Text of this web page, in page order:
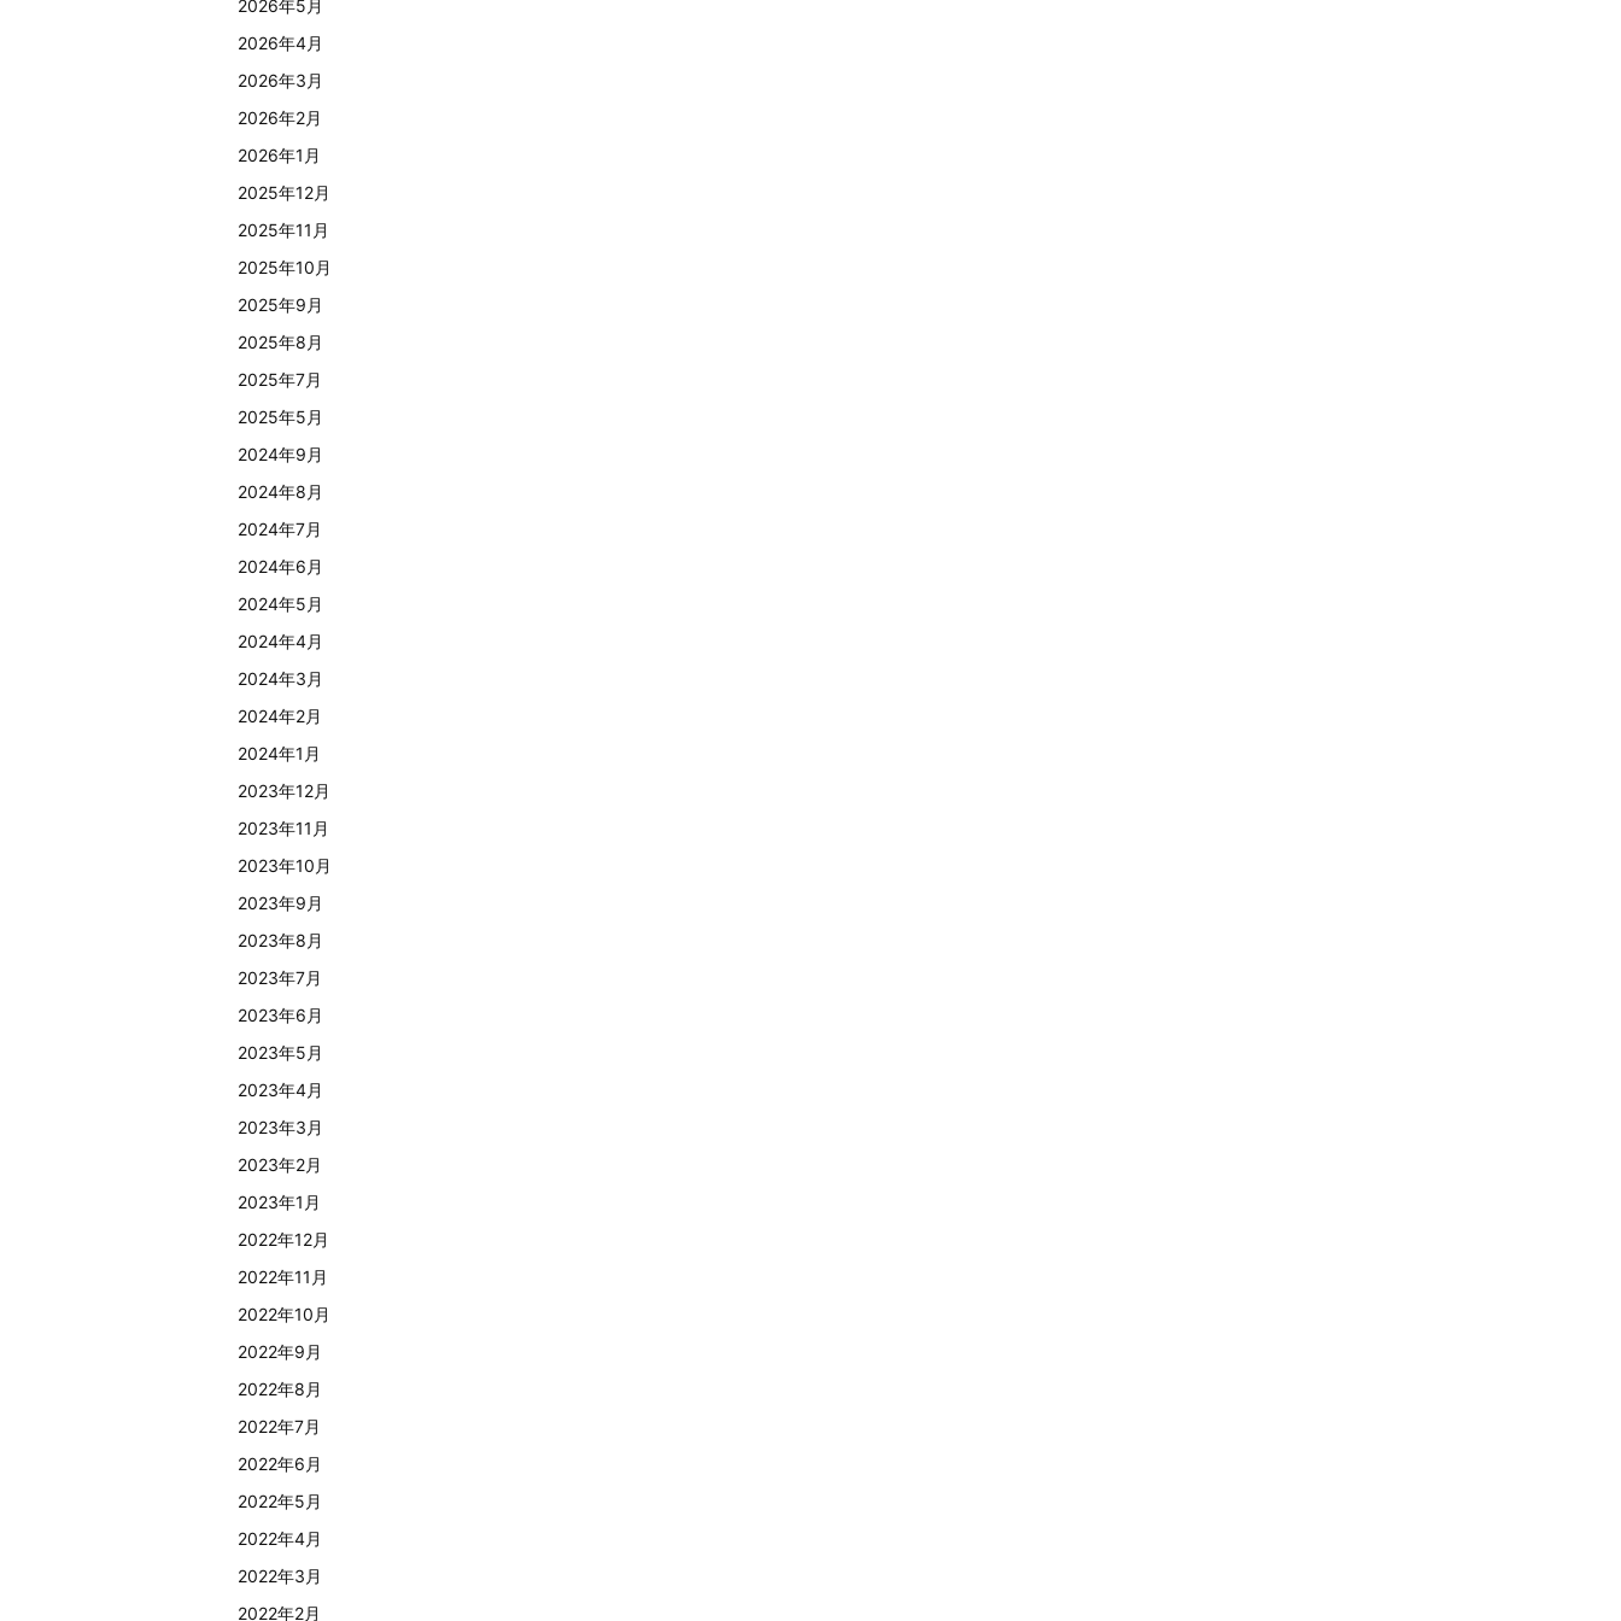
2026年5月
2026年4月
2026年3月
2026年2月
2026年1月
2025年12月
2025年11月
2025年10月
2025年9月
2025年8月
2025年7月
2025年5月
2024年9月
2024年8月
2024年7月
2024年6月
2024年5月
2024年4月
2024年3月
2024年2月
2024年1月
2023年12月
2023年11月
2023年10月
2023年9月
2023年8月
2023年7月
2023年6月
2023年5月
2023年4月
2023年3月
2023年2月
2023年1月
2022年12月
2022年11月
2022年10月
2022年9月
2022年8月
2022年7月
2022年6月
2022年5月
2022年4月
2022年3月
2022年2月